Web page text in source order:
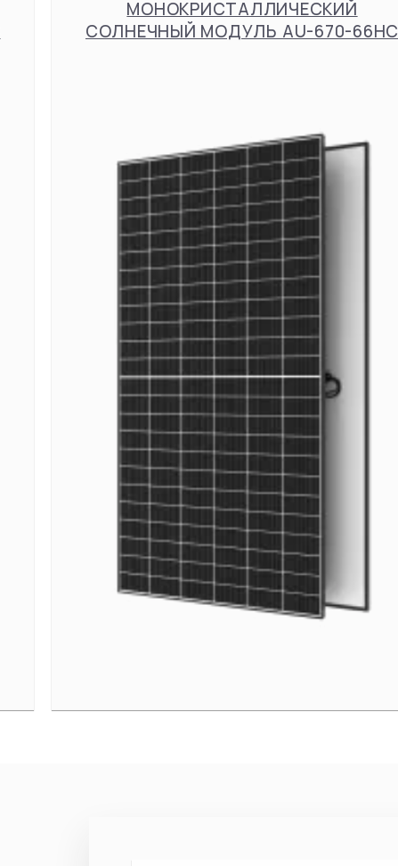
МОНОКРИСТАЛЛИЧЕСКИЙ
СОЛНЕЧНЫЙ МОДУЛЬ AU-670-66HC